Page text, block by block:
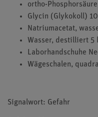
ortho-
Glycin (Glykokoll)
Natriumacetat,
Wasser, destilliert 5 l
Laborhandschuhe
Wägeschalen,
Signalwort: Gefahr